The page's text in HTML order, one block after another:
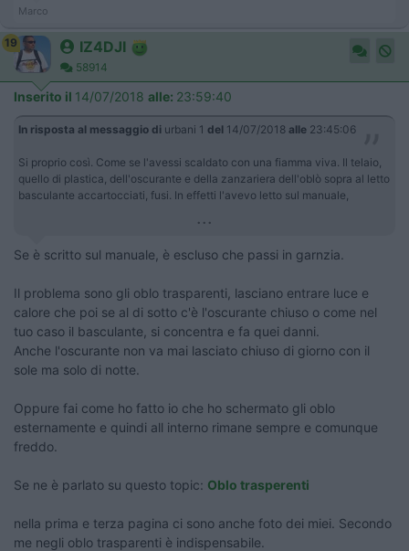
Marco
19 IZ4DJI
58914
Inserito il 14/07/2018 alle: 23:59:40
In risposta al messaggio di urbani 1 del 14/07/2018 alle 23:45:06
Si proprio così. Come se l'avessi scaldato con una fiamma viva. Il telaio,
quello di plastica, dell'oscurante e della zanzariera dell'oblò sopra al letto
basculante accartocciati, fusi. In effetti l'avevo letto sul manuale,
...
Se è scritto sul manuale, è escluso che passi in garnzia.
Il problema sono gli oblo trasparenti, lasciano entrare luce e
calore che poi se al di sotto c'è l'oscurante chiuso o come nel
tuo caso il basculante, si concentra e fa quei danni.
Anche l'oscurante non va mai lasciato chiuso di giorno con il
sole ma solo di notte.
Oppure fai come ho fatto io che ho schermato gli oblo
esternamente e quindi all interno rimane sempre e comunque
freddo.
Se ne è parlato su questo topic: Oblo trasperenti
nella prima e terza pagina ci sono anche foto dei miei. Secondo
me negli oblo trasparenti è indispensabile.